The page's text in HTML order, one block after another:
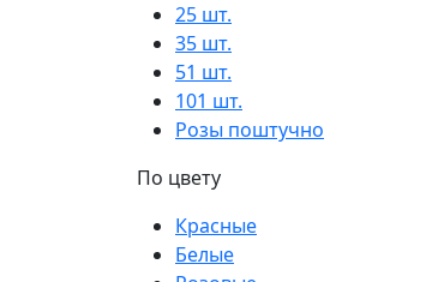
25 шт.
35 шт.
51 шт.
101 шт.
Розы поштучно
По цвету
Красные
Белые